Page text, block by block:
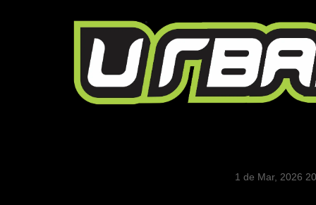
1 de Mar, 2026